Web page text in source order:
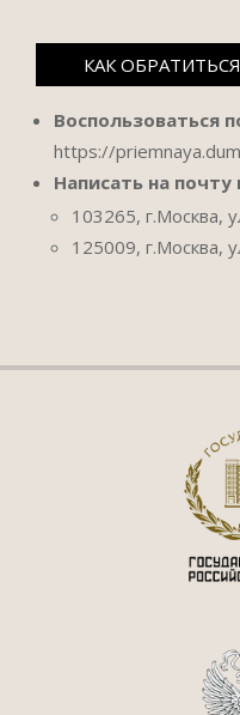
КАК
Воспользоваться
https://
Написать на почту
103265, г.Москва,
125009, г.Москва,